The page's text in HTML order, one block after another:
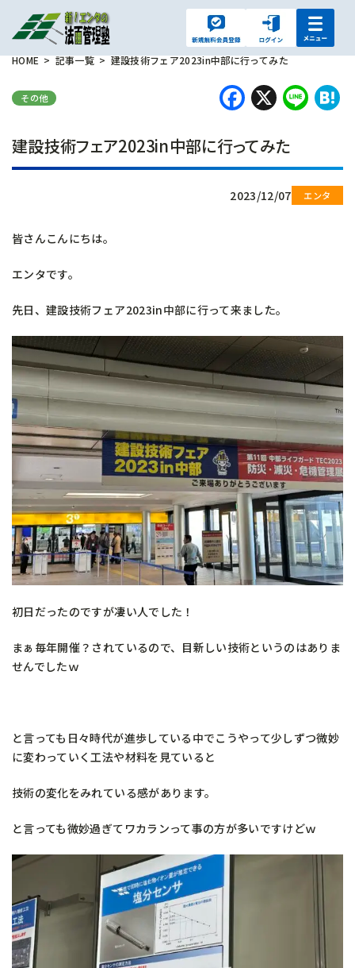
HOME 記事一覧 建設技術フェア2023in中部に行ってみた
その他 X
建設技術フェア2023in中部に行ってみた
2023/12/07
皆さんこんにちは。
エンタです。
先日、建設技術フェア2023in中部に行って来ました。
初日だったのですが凄い人でした！
まぁ毎年開催？されているので、目新しい技術というのはありま
せんでしたｗ
と言っても日々時代が進歩している中でこうやって少しずつ微妙
に変わっていく工法や材料を見ていると
技術の変化をみれている感があります。
と言っても微妙過ぎてワカランって事の方が多いですけどｗ